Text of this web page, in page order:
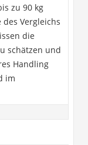
zu 90 kg
Vergleichs
die
schätzen und
Handling
im